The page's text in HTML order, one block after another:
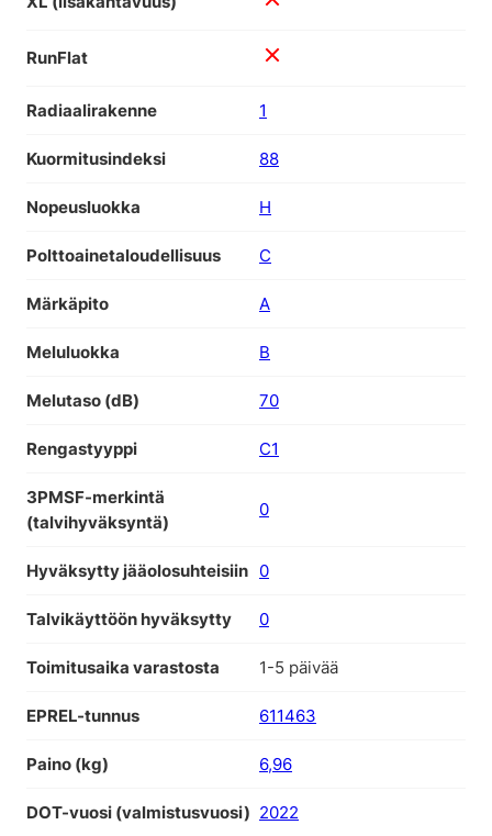
RunFlat
Radiaalirakenne 1
Kuormitusindeksi 88
Nopeusluokka H
Polttoainetaloudellisuus C
Märkäpito A
Meluluokka B
Melutaso (dB) 70
Rengastyyppi C1
3PMSF-merkintä
(talvihyväksyntä)
0
Hyväksytty jääolosuhteisiin 0
Talvikäyttöön hyväksytty 0
Toimitusaika varastosta 1-5 päivää
EPREL-tunnus 611463
Paino (kg) 6,96
DOT-vuosi (valmistusvuosi) 2022